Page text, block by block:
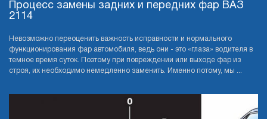
Процесс замены задних и передних фар ВАЗ
2114
Невозможно переоценить важность исправности и нормального
функционирования фар автомобиля, ведь они - это «глаза» водителя в
темное время суток. Поэтому при повреждении или выходе фар из
строя, их необходимо немедленно заменить. Именно потому, мы ...